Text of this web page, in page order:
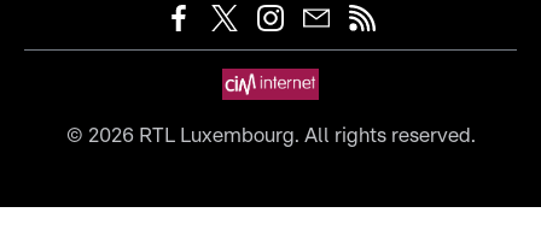
© 2026RTL Luxembourg. All rights reserved.